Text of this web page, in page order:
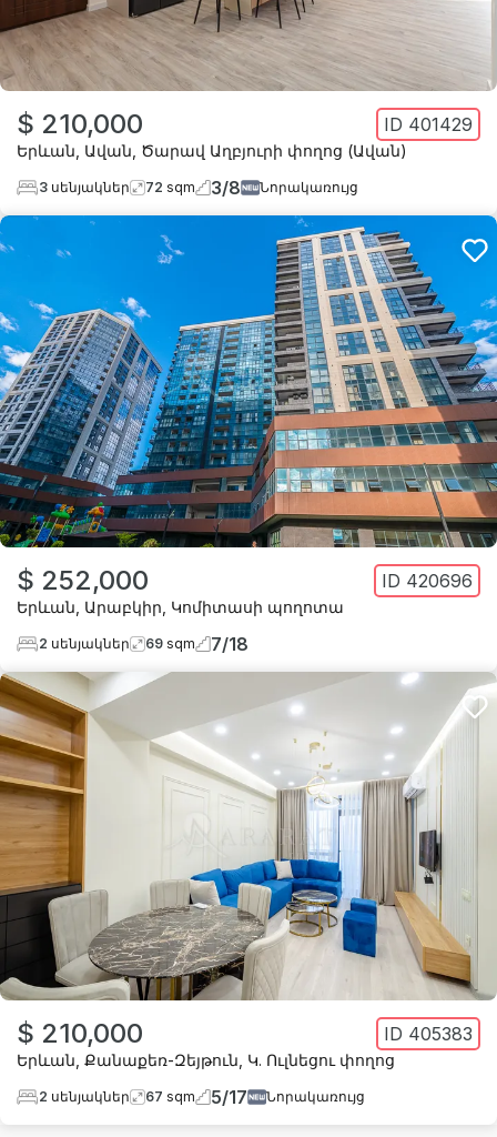
$ 210,000 ID 401429
Երևան Ավան Ծարավ Աղբյուրի փողոց (Ավան)
3 սենյակներ 72 sqm 3/8 Նորակառույց
$ 252,000 ID 420696
Երևան Արաբկիր Կոմիտասի պողոտա
2 սենյակներ 69 sqm 7/18
$ 210,000 ID 405383
Երևան Քանաքեռ-Զեյթուն Կ. Ուլնեցու փողոց
2 սենյակներ 67 sqm 5/17 Նորակառույց